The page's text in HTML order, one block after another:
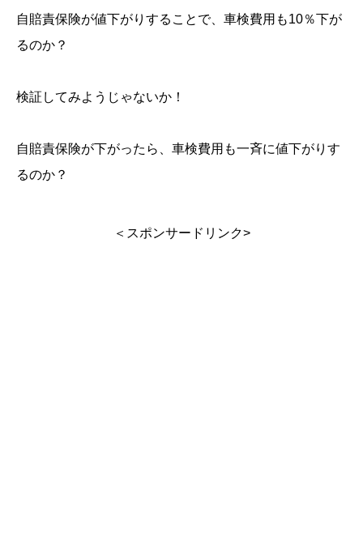
自賠責保険が値下がりすることで、車検費用も10％下が
るのか？
検証してみようじゃないか！
自賠責保険が下がったら、車検費用も一斉に値下がりす
るのか？
＜スポンサードリンク>